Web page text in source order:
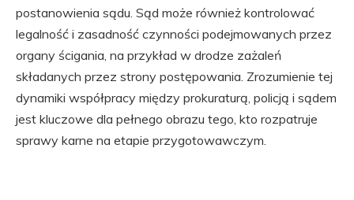
postanowienia sądu. Sąd może również kontrolować
legalność i zasadność czynności podejmowanych przez
organy ścigania, na przykład w drodze zażaleń
składanych przez strony postępowania. Zrozumienie tej
dynamiki współpracy między prokuraturą, policją i sądem
jest kluczowe dla pełnego obrazu tego, kto rozpatruje
sprawy karne na etapie przygotowawczym.